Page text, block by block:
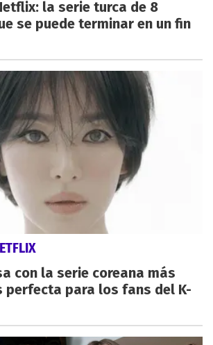
la serie turca de 8
se puede terminar en un fin
con la serie coreana más
perfecta para los fans del K-